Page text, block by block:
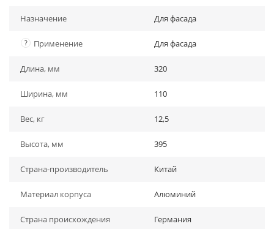
Назначение Для фасада
? Применение Для фасада
Длина, мм 320
Ширина, мм 110
Вес, кг 12,5
Высота, мм 395
Страна-производитель Китай
Материал корпуса Алюминий
Страна происхождения Германия